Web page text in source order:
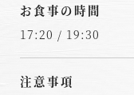
お食事の時間
17:20 / 19:30
注意事項